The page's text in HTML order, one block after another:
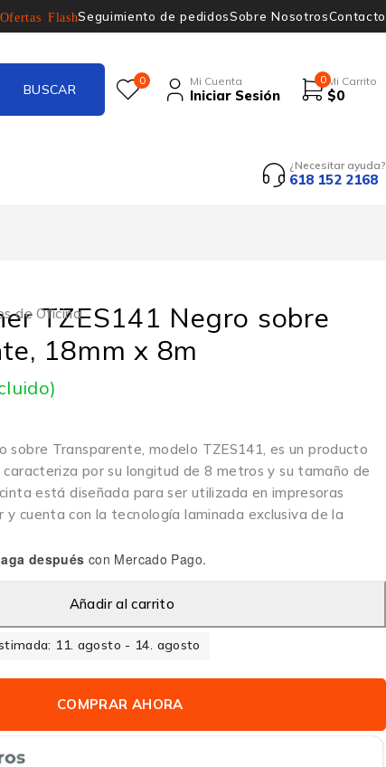
Ofertas FlashSeguimiento de pedidosSobre NosotrosContacto
0 Mi Cuenta
Iniciar Sesión
0 Mi Carrito
$0
¿Necesitar ayuda?
618 152 2168
de Oficina
TZES141 Negro sobre
18mm x 8m
sobre Transparente, modelo TZES141, es un producto
por su longitud de 8 metros y su tamaño de
está diseñada para ser utilizada en impresoras
cuenta con la tecnología laminada exclusiva de la
después con Mercado Pago.
Añadir al carrito
11. agosto - 14. agosto
COMPRAR AHORA